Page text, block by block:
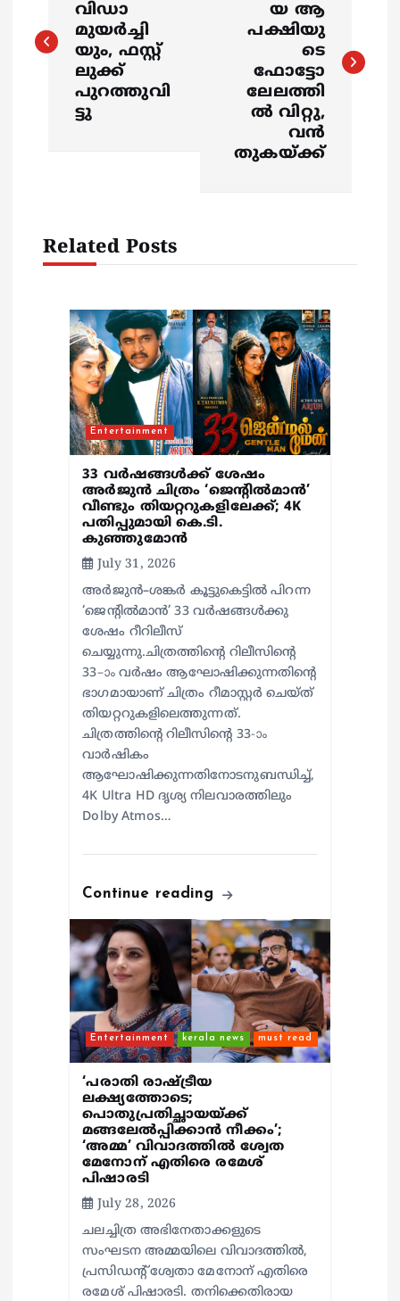
s
വിഡാ
മുയര്‍ച്ചി
യും, ഫസ്റ്റ്
ലുക്ക്
പുറത്തുവി
ട്ടു
യ ആ
പക്ഷിയു
ടെ
ഫോട്ടോ
ലേലത്തി
ല്‍ വിറ്റു,
വൻ
തുകയ്‍ക്ക്
Related Posts
Entertainment
33 വർഷങ്ങൾക്ക് ശേഷം
അർജുൻ ചിത്രം ‘ജെന്റിൽമാൻ’
വീണ്ടും തിയറ്ററുകളിലേക്ക്; 4K
പതിപ്പുമായി കെ.ടി.
കുഞ്ഞുമോൻ
July 31, 2026
അർജുൻ–ശങ്കർ കൂട്ടുകെട്ടിൽ പിറന്ന
‘ജെന്റിൽമാൻ’ 33 വർഷങ്ങൾക്കു
ശേഷം റീറിലീസ്
ചെയ്യുന്നു.ചിത്രത്തിന്റെ റിലീസിന്റെ
33–ാം വർഷം ആഘോഷിക്കുന്നതിന്റെ
ഭാഗമായാണ് ചിത്രം റീമാസ്റ്റർ ചെയ്ത്
തിയറ്ററുകളിലെത്തുന്നത്.
ചിത്രത്തിന്റെ റിലീസിന്റെ 33-ാം
വാർഷികം
ആഘോഷിക്കുന്നതിനോടനുബന്ധിച്ച്,
4K Ultra HD ദൃശ്യ നിലവാരത്തിലും
Dolby Atmos…
Continue reading
Entertainment kerala news must read
‘പരാതി രാഷ്ട്രീയ
ലക്ഷ്യത്തോടെ;
പൊതുപ്രതിച്ഛായയ്ക്ക്
മങ്ങലേല്‍പ്പിക്കാന്‍ നീക്കം’;
‘അമ്മ’ വിവാദത്തില്‍ ശ്വേത
മേനോന് എതിരെ രമേശ്
പിഷാരടി
July 28, 2026
ചലച്ചിത്ര അഭിനേതാക്കളുടെ
സംഘടന അമ്മയിലെ വിവാദത്തില്‍,
പ്രസിഡന്റ് ശ്വേതാ മേനോന് എതിരെ
രമേശ് പിഷാരടി. തനിക്കെതിരായ